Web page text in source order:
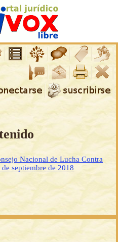
Nacional de Lucha Contra
septiembre de 2018